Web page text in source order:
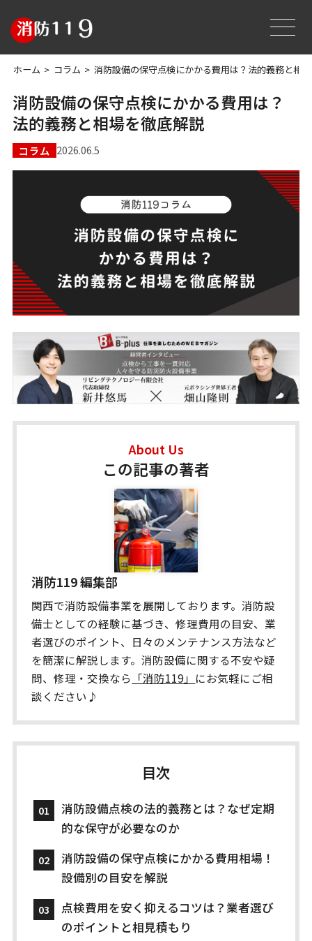
ホーム コラム 消防設備の保守点検にかかる費用は？法的義務と相
消防設備の保守点検にかかる費用は？
法的義務と相場を徹底解説
コラム 2026.06.5
About Us
この記事の著者
消防119 編集部
関西で消防設備事業を展開しております。消防設
備士としての経験に基づき、修理費用の目安、業
者選びのポイント、日々のメンテナンス方法など
を簡潔に解説します。消防設備に関する不安や疑
問、修理・交換なら 「消防119」 にお気軽にご相
談ください♪
目次
消防設備点検の法的義務とは？なぜ定期
的な保守が必要なのか
消防設備の保守点検にかかる費用相場！
設備別の目安を解説
点検費用を安く抑えるコツは？業者選び
のポイントと相見積もり